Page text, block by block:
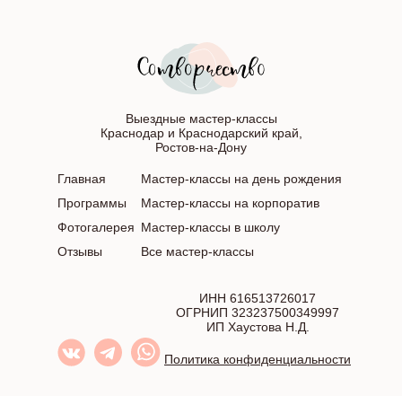
Выездные мастер-классы
Краснодар и Краснодарский край,
Ростов-на-Дону
ИНН 616513726017
ОГРНИП 323237500349997
ИП Хаустова Н.Д.
Политика конфиденциальности
Главная
Программы
Фотогалерея
Отзывы
Мастер-классы на день рождения
Мастер-классы на корпоратив
Мастер-классы в школу
Все мастер-классы